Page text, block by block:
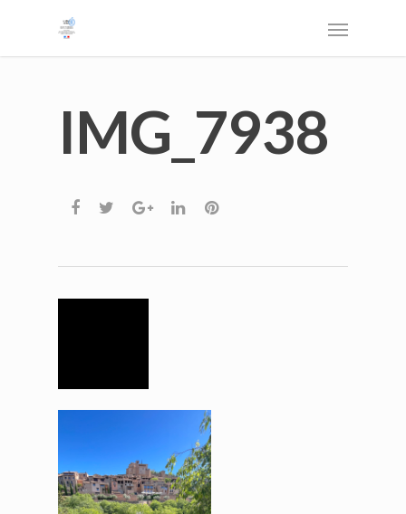
IMG_7938